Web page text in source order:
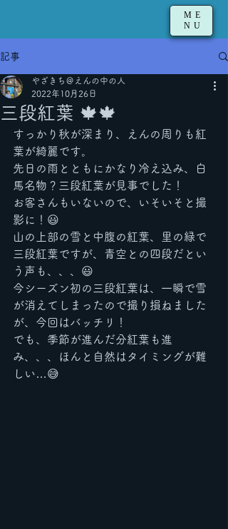
ME
NU
記事
三段紅葉 🍁🍁
やざきち＠えんの中の人
2022年10月26日
すっかり秋が深まり、えんの周りも紅
葉が綺麗です。
先日の雨とともにかなり冷え込み、白
馬名物？三段紅葉が見事でした！
お客さんもいないので、いそいそと撮
影に！😃
山の上部の雪と中腹の紅葉、里の緑で
三段紅葉ですが、青空との四段だとい
う声も、、、😃
今シーズン初の三段紅葉は、一瞬で雪
が消えてしまったので撮り損ねました
が、今回はバッチリ！
でも、季節が進んだ分紅葉も進
み、、、ほんと自然はタイミングが難
しい…😅